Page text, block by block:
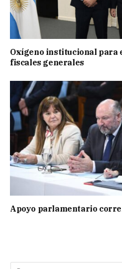
Oxígeno institucional para
fiscales generales
Apoyo parlamentario